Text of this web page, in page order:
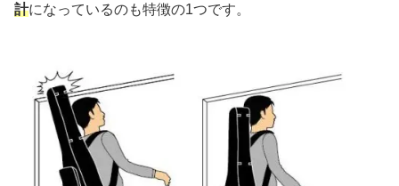
計になっているのも特徴の1つです。